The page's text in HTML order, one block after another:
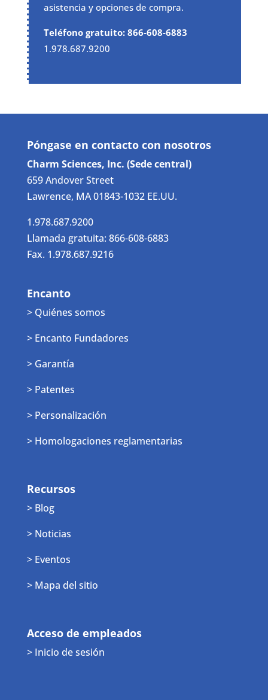
asistencia y opciones de compra.
Teléfono gratuito: 866-608-6883
1.978.687.9200
Póngase en contacto con nosotros
Charm Sciences, Inc. (Sede central)
659 Andover Street
Lawrence, MA 01843-1032 EE.UU.
1.978.687.9200
Llamada gratuita: 866-608-6883
Fax. 1.978.687.9216
Encanto
> Quiénes somos
> Encanto Fundadores
> Garantía
> Patentes
> Personalización
> Homologaciones reglamentarias
Recursos
> Blog
> Noticias
> Eventos
> Mapa del sitio
Acceso de empleados
> Inicio de sesión